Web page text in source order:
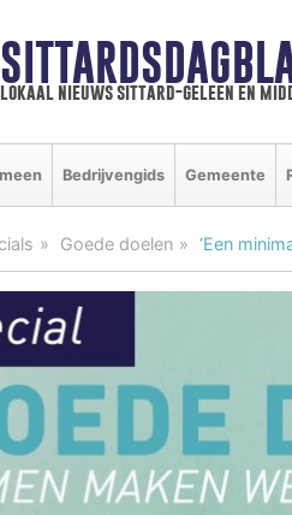
lokaal nieuws sittard-geleen en
Bedrijvengids Gemeente
Goede doelen ‘Een